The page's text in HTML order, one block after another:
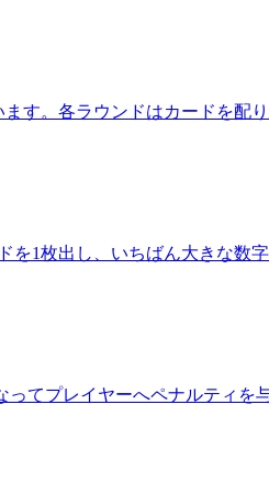
す。各ラウンドはカードを配
1枚出し、いちばん大きな数
てプレイヤーへペナルティを